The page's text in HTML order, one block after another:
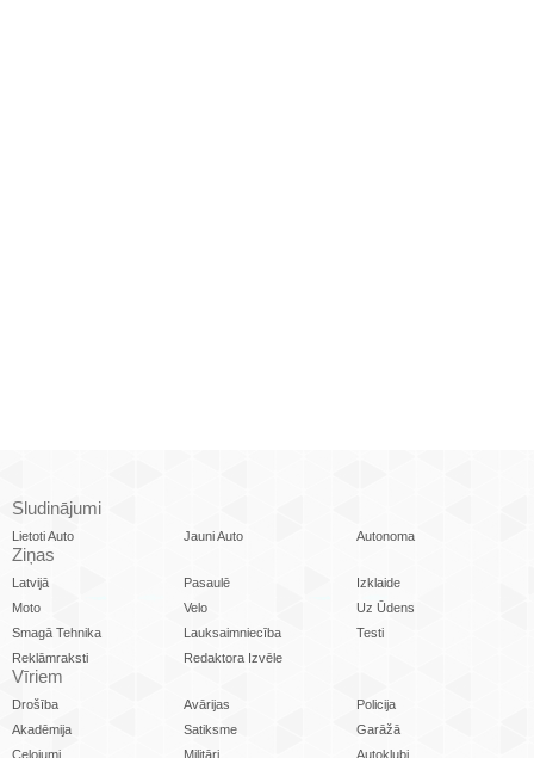
Sludinājumi
Lietoti Auto Jauni Auto Autonoma
Ziņas
Latvijā Pasaulē
Izklaide
Moto
Velo
Uz Ūdens
Smagā Tehnika
Lauksaimniecība
Testi
Reklāmraksti
Redaktora Izvēle
Vīriem
Drošība Avārijas
Policija
Akadēmija
Satiksme
Garāžā
Ceļojumi
Militāri
Autoklubi